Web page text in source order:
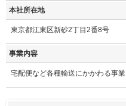
本社所在地
東京都江東区新砂2丁目2番8号
事業内容
宅配便など各種輸送にかかわる事業